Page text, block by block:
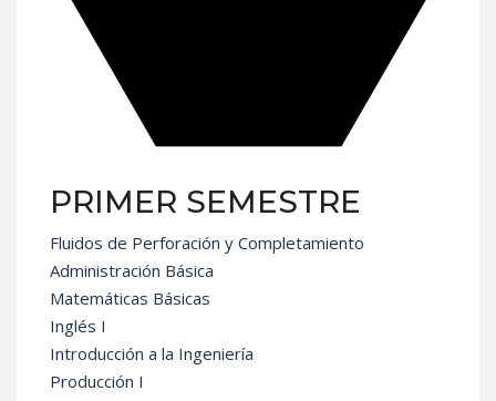
PRIMER SEMESTRE
Fluidos de Perforación y Completamiento
Administración Básica
Matemáticas Básicas
Inglés I
Introducción a la Ingeniería
Producción I